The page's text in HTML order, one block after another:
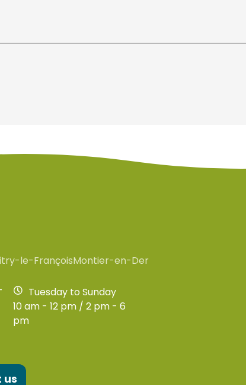
le-FrançoisMontier-en-Der
Tuesday to Sunday
10 am - 12 pm / 2 pm - 6
pm
us